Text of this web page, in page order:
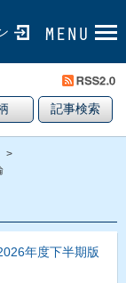
>
年度下半期版